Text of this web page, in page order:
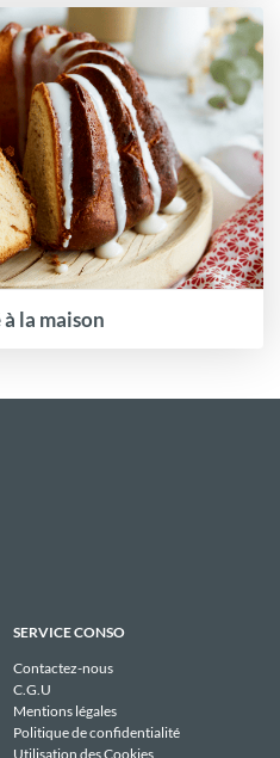
la maison
SERVICE CONSO
Contactez-nous
C.G.U
Mentions légales
Politique de confidentialité
Utilisation des Cookies